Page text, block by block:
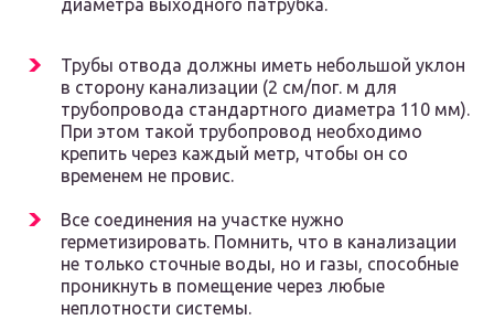
диаметра выходного патрубка.
Трубы отвода должны иметь небольшой уклон
в сторону канализации (2 см/пог. м для
трубопровода стандартного диаметра 110 мм).
При этом такой трубопровод необходимо
крепить через каждый метр, чтобы он со
временем не провис.
Все соединения на участке нужно
герметизировать. Помнить, что в канализации
не только сточные воды, но и газы, способные
проникнуть в помещение через любые
неплотности системы.